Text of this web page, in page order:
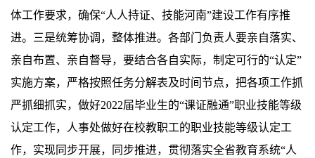
体工作要求，确保“人人持证、技能河南”建设工作有序推
进。三是统筹协调，整体推进。各部门负责人要亲自落实、
亲自布置、亲自督导，要结合各自实际，制定可行的“认定”
实施方案，严格按照任务分解表及时间节点，把各项工作抓
严抓细抓实，做好2022届毕业生的“课证融通”职业技能等级
认定工作，人事处做好在校教职工的职业技能等级认定工
作，实现同步开展，同步推进，贯彻落实全省教育系统“人